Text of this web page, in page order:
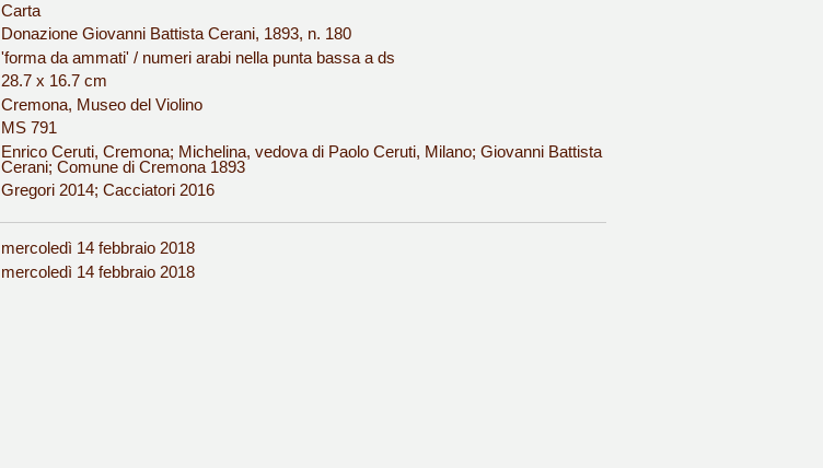
Carta
Donazione Giovanni Battista Cerani, 1893, n. 180
'forma da ammati' / numeri arabi nella punta bassa a ds
28.7 x 16.7 cm
Cremona, Museo del Violino
MS 791
Enrico Ceruti, Cremona; Michelina, vedova di Paolo Ceruti, Milano; Giovanni Battista
Cerani; Comune di Cremona 1893
Gregori 2014; Cacciatori 2016
mercoledì 14 febbraio 2018
mercoledì 14 febbraio 2018